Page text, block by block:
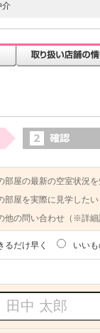
介
部屋の最新の空室状況
部屋を実際に見学したい
他の問い合わせ（※詳
るだけ早く いい